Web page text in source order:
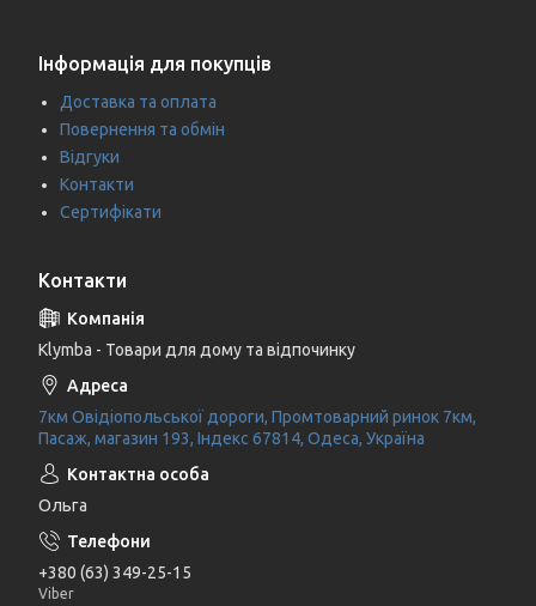
Інформація для покупців
Доставка та оплата
Повернення та обмін
Відгуки
Контакти
Сертифікати
Контакти
Klymba - Товари для дому та відпочинку
7км Овідіопольської дороги, Промтоварний ринок 7км,
Пасаж, магазин 193, Індекс 67814, Одеса, Україна
Ольга
+380 (63) 349-25-15
Viber